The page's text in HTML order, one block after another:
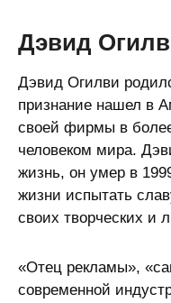
Дэвид
Дэвид Огилви
признание нашел в
своей фирмы в
человеком мира.
жизнь, он умер в
жизни испытать
своих творческих и
«Отец рекламы»,
современной